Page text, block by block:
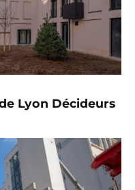
Lyon Décideurs